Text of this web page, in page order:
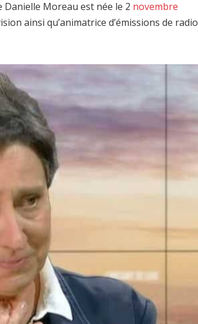
Moreau est née le 2 novembre
ainsi qu’animatrice d’émissions de radio